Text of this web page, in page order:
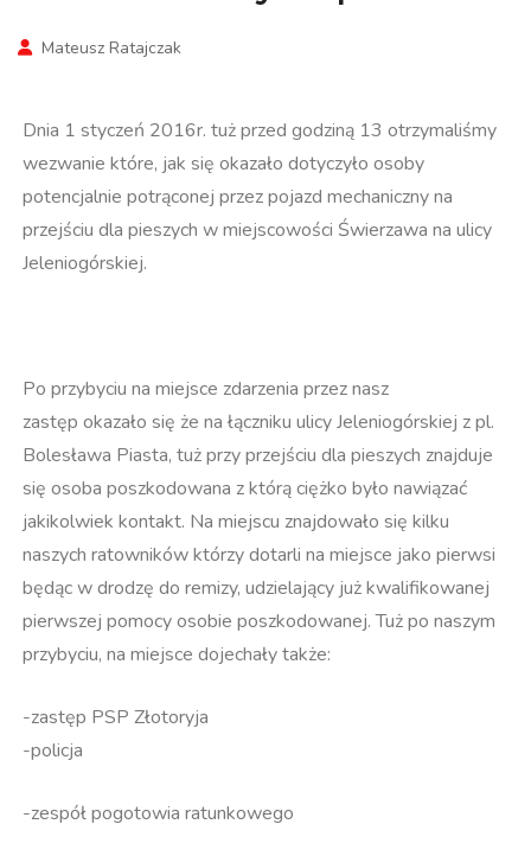
Mateusz Ratajczak
Dnia 1 styczeń 2016r. tuż przed godziną 13 otrzymaliśmy
wezwanie które, jak się okazało dotyczyło osoby
potencjalnie potrąconej przez pojazd mechaniczny na
przejściu dla pieszych w miejscowości Świerzawa na ulicy
Jeleniogórskiej.
Po przybyciu na miejsce zdarzenia przez nasz
zastęp okazało się że na łączniku ulicy Jeleniogórskiej z pl.
Bolesława Piasta, tuż przy przejściu dla pieszych znajduje
się osoba poszkodowana z którą ciężko było nawiązać
jakikolwiek kontakt. Na miejscu znajdowało się kilku
naszych ratowników którzy dotarli na miejsce jako pierwsi
będąc w drodzę do remizy, udzielający już kwalifikowanej
pierwszej pomocy osobie poszkodowanej. Tuż po naszym
przybyciu, na miejsce dojechały także:
-zastęp PSP Złotoryja
-policja
-zespół pogotowia ratunkowego